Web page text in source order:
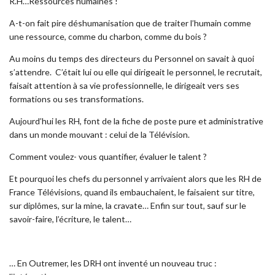
A-t-on fait pire déshumanisation que de traiter l’humain comme
une ressource, comme du charbon, comme du bois ?
Au moins du temps des directeurs du Personnel on savait à quoi
s’attendre. C’était lui ou elle qui dirigeait le personnel, le recrutait,
faisait attention à sa vie professionnelle, le dirigeait vers ses
formations ou ses transformations.
Aujourd’hui les RH, font de la fiche de poste pure et administrative
dans un monde mouvant : celui de la Télévision.
Comment voulez- vous quantifier, évaluer le talent ?
Et pourquoi les chefs du personnel y arrivaient alors que les RH de
France Télévisions, quand ils embauchaient, le faisaient sur titre,
sur diplômes, sur la mine, la cravate… Enfin sur tout, sauf sur le
savoir-faire, l’écriture, le talent…
… En Outremer, les DRH ont inventé un nouveau truc :